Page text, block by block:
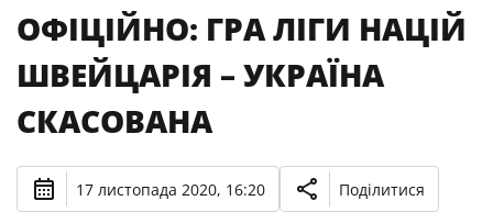
ОФІЦІЙНО: ГРА ЛІГИ НАЦІЙ
ШВЕЙЦАРІЯ – УКРАЇНА
СКАСОВАНА
17 листопада 2020, 16:20 Поділитися